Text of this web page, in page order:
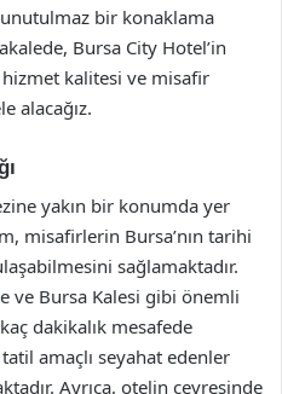
bir konaklama
Bursa City Hotel’in
kalitesi ve misafir
alacağız.
yakın bir konumda yer
misafirlerin Bursa’nın tarihi
sağlamaktadır.
ve Bursa Kalesi gibi önemli
dakikalık mesafede
amaçlı seyahat edenler
Ayrıca, otelin çevresinde